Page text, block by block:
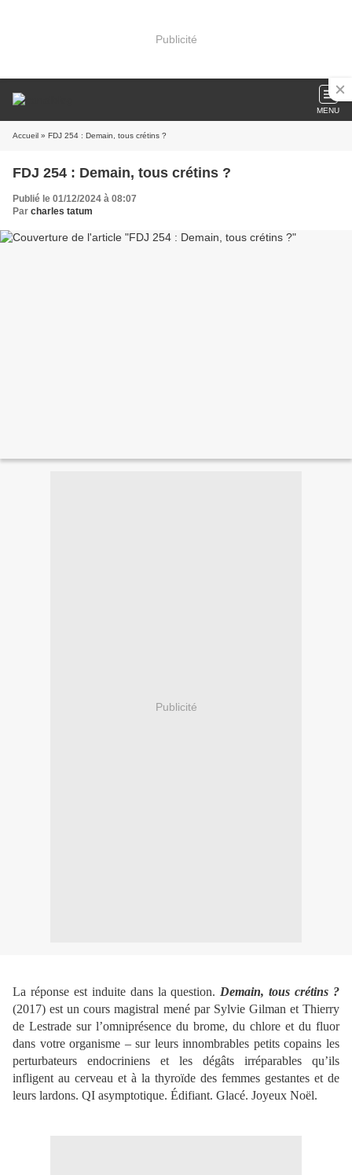
Publicité
MENU
Accueil » FDJ 254 : Demain, tous crétins ?
FDJ 254 : Demain, tous crétins ?
Publié le 01/12/2024 à 08:07
Par charles tatum
Publicité
La réponse est induite dans la question. Demain, tous crétins ?
(2017) est un cours magistral mené par Sylvie Gilman et Thierry
de Lestrade sur l’omniprésence du brome, du chlore et du fluor
dans votre organisme – sur leurs innombrables petits copains les
perturbateurs endocriniens et les dégâts irréparables qu’ils
infligent au cerveau et à la thyroïde des femmes gestantes et de
leurs lardons. QI asymptotique. Édifiant. Glacé. Joyeux Noël.